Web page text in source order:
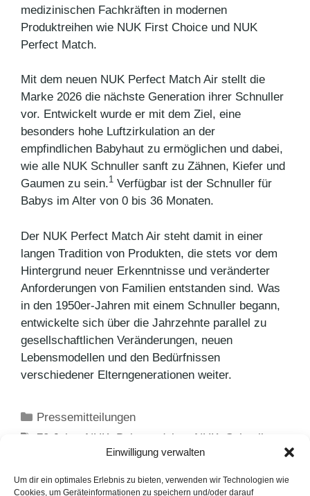
Einwilligung verwalten
Um dir ein optimales Erlebnis zu bieten, verwenden wir Technologien wie
Cookies, um Geräteinformationen zu speichern und/oder darauf
medizinischen Fachkräften in modernen
Produktreihen wie NUK First Choice und NUK
Perfect Match.
Mit dem neuen NUK Perfect Match Air stellt die
Marke 2026 die nächste Generation ihrer Schnuller
vor. Entwickelt wurde er mit dem Ziel, eine
besonders hohe Luftzirkulation an der
empfindlichen Babyhaut zu ermöglichen und dabei,
wie alle NUK Schnuller sanft zu Zähnen, Kiefer und
Gaumen zu sein.1 Verfügbar ist der Schnuller für
Babys im Alter von 0 bis 36 Monaten.
Der NUK Perfect Match Air steht damit in einer
langen Tradition von Produkten, die stets vor dem
Hintergrund neuer Erkenntnisse und veränderter
Anforderungen von Familien entstanden sind. Was
in den 1950er-Jahren mit einem Schnuller begann,
entwickelte sich über die Jahrzehnte parallel zu
gesellschaftlichen Veränderungen, neuen
Lebensmodellen und den Bedürfnissen
verschiedener Elterngenerationen weiter.
Kategorien
Pressemitteilungen
Schlagwörter
70 Jahre NUK Babyprodukte NUK
Schnuller
Zweifacher Erfolg für PUKY beim German Brand
Award 2026